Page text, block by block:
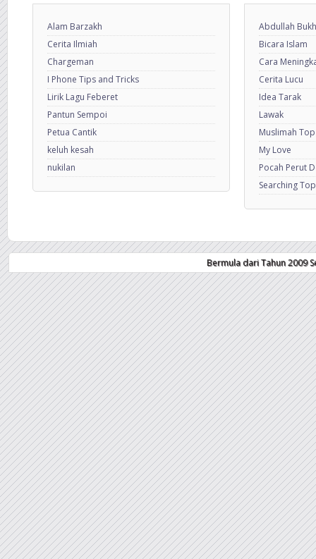
Alam Barzakh
Cerita Ilmiah
Chargeman
I Phone Tips and Tricks
Lirik Lagu Feberet
Pantun Sempoi
Petua Cantik
keluh kesah
nukilan
Abdullah
Bicara Islam
Cara
Cerita Lucu
Idea Tarak
Lawak
Muslimah
My Love
Pocah Perut
Searching
Bermula dari Tahun 2009